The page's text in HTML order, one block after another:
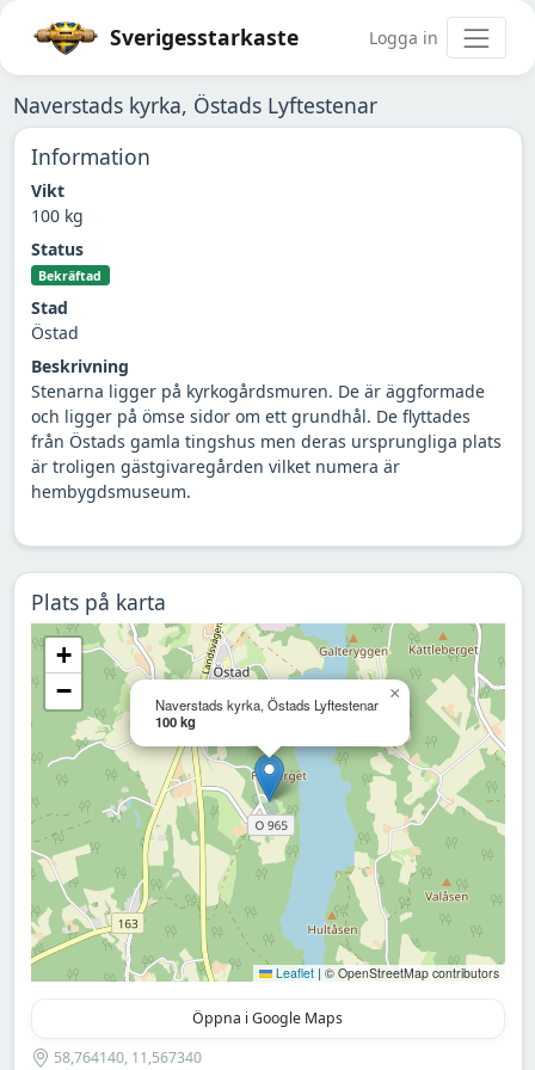
Sverigesstarkaste Logga in
Naverstads kyrka, Östads Lyftestenar
Information
Vikt
100 kg
Status
Bekräftad
Stad
Östad
Beskrivning
Stenarna ligger på kyrkogårdsmuren. De är äggformade
och ligger på ömse sidor om ett grundhål. De flyttades
från Östads gamla tingshus men deras ursprungliga plats
är troligen gästgivaregården vilket numera är
hembygdsmuseum.
Plats på karta
Naverstads kyrka, Östads Lyftestenar
100 kg
×
+
−
Leaflet | © OpenStreetMap contributors
Öppna i Google Maps
58,764140, 11,567340